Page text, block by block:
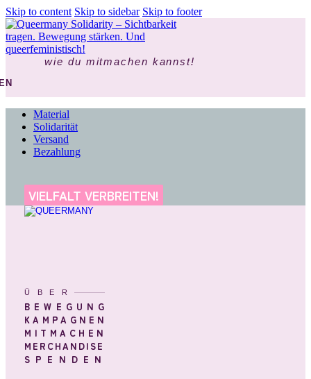
Skip to content Skip to sidebar Skip to footer
wie du mitmachen kannst!
Material
Solidarität
Versand
Bezahlung
VIELFALT VERBREITEN!
ÜBER
BEWEGUNG
KAMPAGNEN
MITMACHEN
MERCHANDISE
SPENDEN